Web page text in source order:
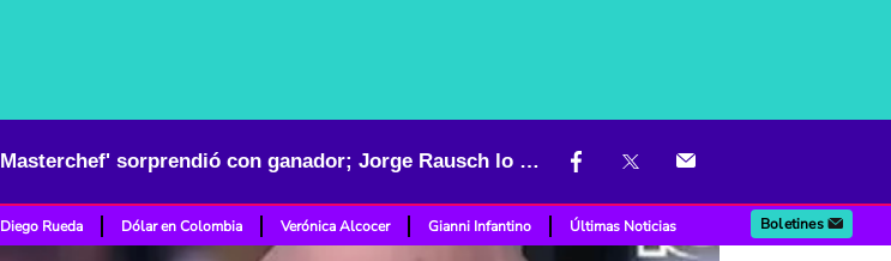
Reto de la caja misteriosa de 'Masterchef' sorprendió con ganador; Jorge Rausch lo ensalzó
Diego Rueda Dólar en Colombia Verónica Alcocer Gianni Infantino Últimas Noticias Boletines